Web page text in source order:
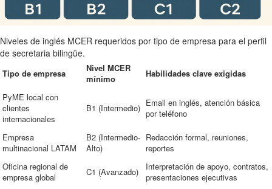
Niveles de inglés MCER requeridos por tipo de empresa para el perfil
de secretaria bilingüe.
Tipo de empresa
Nivel MCER
mínimo
Habilidades clave exigidas
PyME local con
clientes
internacionales
B1 (Intermedio) Email en inglés, atención básica
por teléfono
Empresa
multinacional LATAM
B2 (Intermedio-
Alto)
Redacción formal, reuniones,
reportes
Oficina regional de
empresa global
C1 (Avanzado)
Interpretación de apoyo, contratos,
presentaciones ejecutivas